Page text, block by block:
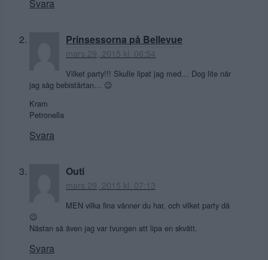
Svara
Prinsessorna på Bellevue
mars 29, 2015 kl. 06:54
Vilket party!!! Skulle lipat jag med… Dog lite när
jag såg bebistårtan… 😉
Kram
Petronella
Svara
Outi
mars 29, 2015 kl. 07:13
MEN vilka fina vänner du har, och vilket party då
😉
Nästan så även jag var tvungen att lipa en skvätt.
Svara